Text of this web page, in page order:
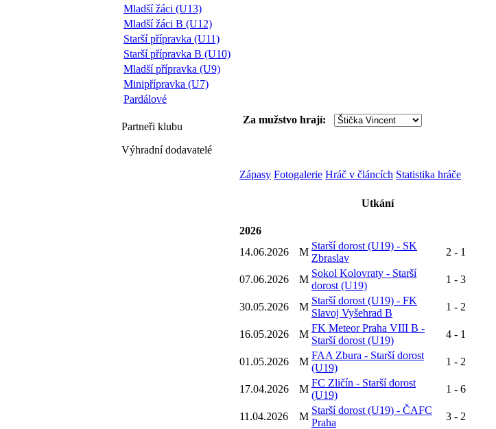
Mladší žáci (U13)
Mladší žáci B (U12)
Starší přípravka (U11)
Starší přípravka B (U10)
Mladší přípravka (U9)
Minipřípravka (U7)
Pardálové
Partneři klubu
Výhradní dodavatelé
Za mužstvo hrají:
Zápasy Fotogalerie Hráč v článcích Statistika hráče
Utkání
2026
14.06.2026
M
Starší dorost (U19) - SK
Zbraslav
2 - 1
07.06.2026
M
Sokol Kolovraty - Starší
dorost (U19)
1 - 3
30.05.2026 M
Starší dorost (U19) - FK
Slavoj Vyšehrad B
1 - 2
16.05.2026 M
FK Meteor Praha VIII B -
Starší dorost (U19)
4 - 1
01.05.2026 M
FAA Zbura - Starší dorost
(U19)
1 - 2
17.04.2026
M
FC Zličín - Starší dorost
(U19)
1 - 6
11.04.2026 M
Starší dorost (U19) - ČAFC
Praha
3 - 2